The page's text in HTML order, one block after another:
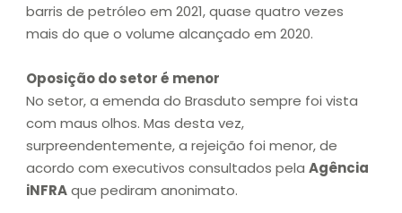
barris de petróleo em 2021, quase quatro vezes
mais do que o volume alcançado em 2020.
Oposição do setor é menor
No setor, a emenda do Brasduto sempre foi vista
com maus olhos. Mas desta vez,
surpreendentemente, a rejeição foi menor, de
acordo com executivos consultados pela Agência
iNFRAque pediram anonimato.